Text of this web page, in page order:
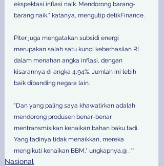
ekspektasi inflasi naik. Mendorong barang-
barang naik," katanya, mengutip detikFinance.
Piter juga mengatakan subsidi energi
merupakan salah satu kunci keberhasilan RI
dalam menahan angka inflasi, dengan
kisarannya di angka 4,94%. Jumlah ini lebih
baik dibanding negara lain.
"Dan yang paling saya khawatirkan adalah
mendorong produsen benar-benar
mentransmisikan kenaikan bahan baku tadi.
Yang tadinya tidak menaikkan, mereka
mengikuti kenaikan BBM," ungkapnya.@_**
Nasional